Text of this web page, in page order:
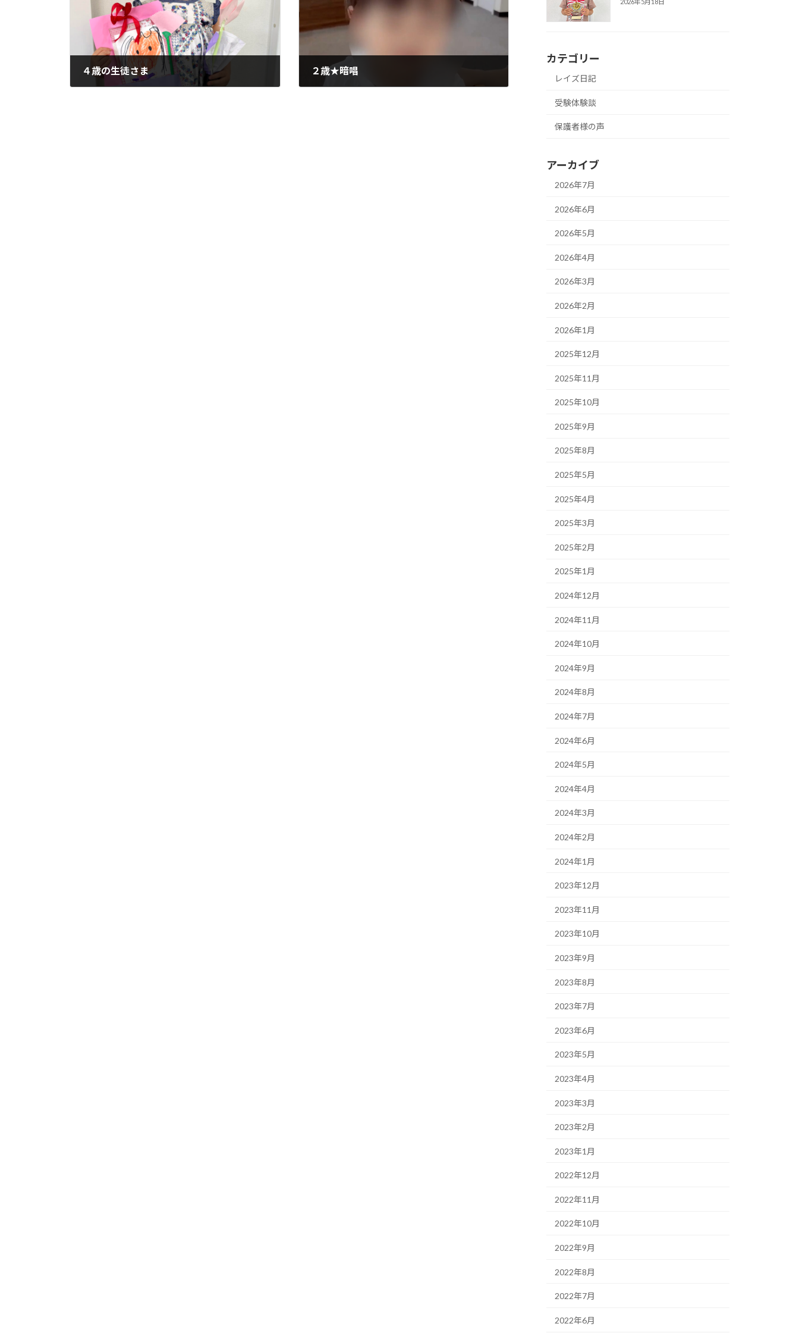
４歳の生徒さま ２歳★暗唱
2026年5月18日
カテゴリー
レイズ日記
受験体験談
保護者様の声
アーカイブ
2026年7月
2026年6月
2026年5月
2026年4月
2026年3月
2026年2月
2026年1月
2025年12月
2025年11月
2025年10月
2025年9月
2025年8月
2025年5月
2025年4月
2025年3月
2025年2月
2025年1月
2024年12月
2024年11月
2024年10月
2024年9月
2024年8月
2024年7月
2024年6月
2024年5月
2024年4月
2024年3月
2024年2月
2024年1月
2023年12月
2023年11月
2023年10月
2023年9月
2023年8月
2023年7月
2023年6月
2023年5月
2023年4月
2023年3月
2023年2月
2023年1月
2022年12月
2022年11月
2022年10月
2022年9月
2022年8月
2022年7月
2022年6月